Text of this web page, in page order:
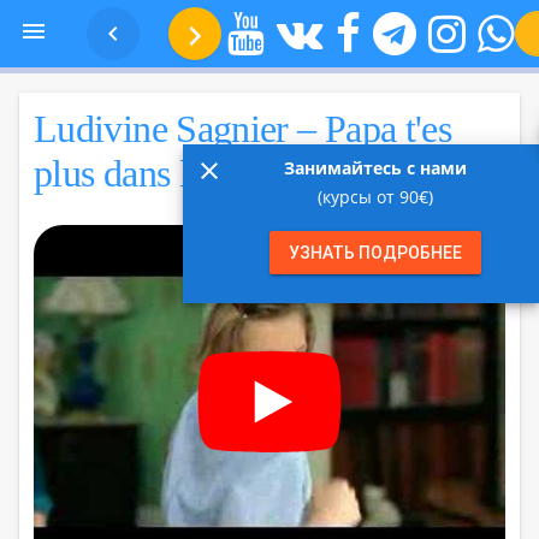
  Песня №11 —Ludivine

Ludivine Sagnier – Papa t'es
plus dans l'coup
close
Занимайтесь с нами
(курсы от 90€)
УЗНАТЬ ПОДРОБНЕЕ